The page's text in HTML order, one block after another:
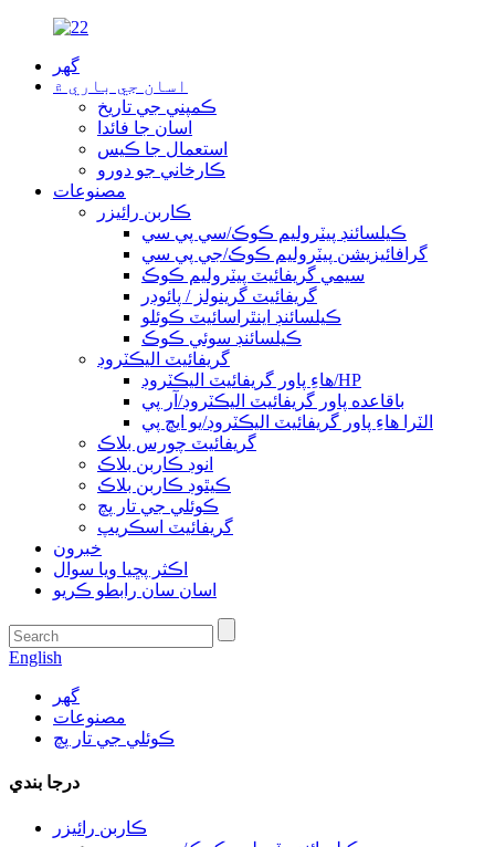
گھر
اسان جي باري ۾
ڪمپني جي تاريخ
اسان جا فائدا
استعمال جا ڪيس
ڪارخاني جو دورو
مصنوعات
ڪاربن رائيزر
ڪيلسائنڊ پيٽروليم ڪوڪ/سي پي سي
گرافائيزيشن پيٽروليم ڪوڪ/جي پي سي
سيمي گريفائيٽ پيٽروليم ڪوڪ
گريفائيٽ گرينولز / پائوڊر
ڪيلسائنڊ اينٿراسائيٽ ڪوئلو
ڪيلسائنڊ سوئي ڪوڪ
گريفائيٽ اليڪٽروڊ
هاءِ پاور گريفائيٽ اليڪٽروڊ/HP
باقاعده پاور گريفائيٽ اليڪٽروڊ/آر پي
الٽرا هاءِ پاور گريفائيٽ اليڪٽروڊ/يو ايڇ پي
گريفائيٽ چورس بلاڪ
انوڊ ڪاربن بلاڪ
ڪيٿوڊ ڪاربن بلاڪ
ڪوئلي جي تار پچ
گريفائيٽ اسڪريپ
خبرون
اڪثر پڇيا ويا سوال
اسان سان رابطو ڪريو
English
گھر
مصنوعات
ڪوئلي جي تار پچ
درجا بندي
ڪاربن رائيزر